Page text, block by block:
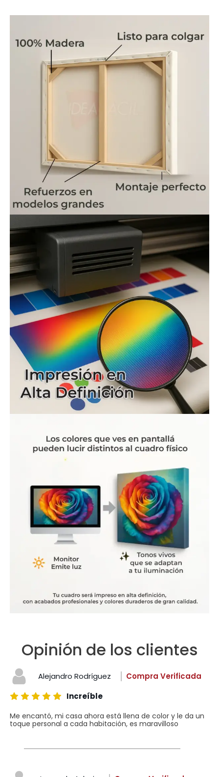
Opinión de los clientes
Alejandro Rodríguez
Compra Verificada
Increíble
Me encantó, mi casa ahora está llena de color y le da un
toque personal a cada habitación, es maravilloso